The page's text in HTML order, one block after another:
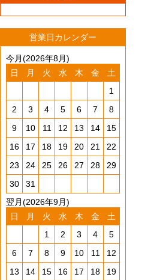
営業日カレンダー
今月(2026年8月)
日
月 火 水 木 金
土
1
2
3 4 5 6 7
8
9
10 11 12 13 14
15
16
17 18 19 20 21
22
23
24 25 26 27 28
29
30
31
翌月(2026年9月)
日
月 火 水 木 金
土
1
2 3 4
5
6
7 8 9 10 11
12
13
14 15 16 17 18
19